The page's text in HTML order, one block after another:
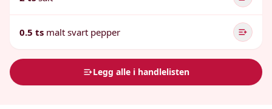
0.5 ts malt svart pepper
Legg alle i handlelisten